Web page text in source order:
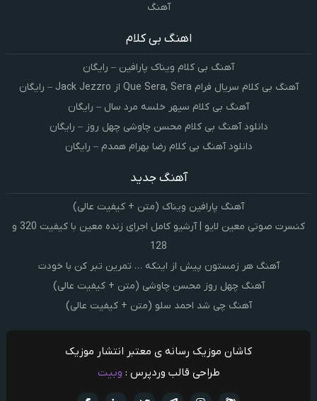
آهنگ
اهنگ بی کلام
آهنگ بی کلام ویناک پارافین – رایگان
آهنگ بی کلام سریال فرام Que Sera, Sera از Jack Jezzro – رایگان
آهنگ بی کلام سپهر خلسه مرد سال – رایگان
دانلود آهنگ بی کلام محسن چاوشی چهل روز – رایگان
دانلود آهنگ بی کلام رضا بهرام همدم – رایگان
آهنگ جدید
آهنگ پارافین ویناک (متن + کیفیت عالی)
کنسرت صوتی معین لایو | آرشیو کامل اجرای زنده معین با کیفیت 320 و
128
آهنگ هر زمستون پیش از اینکه … تمرین تبر کن با خودت
آهنگ چهل روز محسن چاوشی (متن + کیفیت عالی)
آهنگ چی شد احمد سلو (متن + کیفیت عالی)
کاشان موزیک رسانه ی معتبر انتشار موزیک
طراحی قالب وردپرس : وبیت